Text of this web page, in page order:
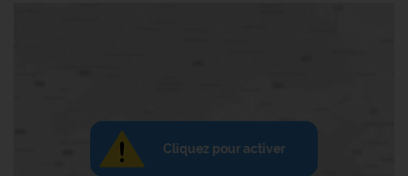
Cliquez pour activer